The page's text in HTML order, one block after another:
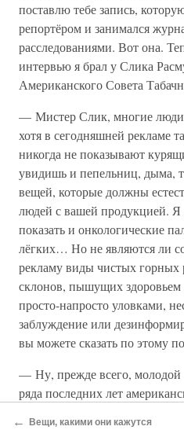
поставлю тебе запись,
репортёром и занимался
расследованиями. Вот она.
интервью я брал у Слика
Американского Совета
— Мистер Слик, многие
хотя в сегодняшней рекламе
никогда не показывают
увидишь и пепельниц, дыма,
вещей, которые должны
людей с вашей продукцией. Я
показать и онкологические
лёгких… Но не являются ли
рекламу виды чистых горных
склонов, пышущих
просто-напросто уловками,
заблуждение или
вы можете сказать по этому
— Ну, прежде всего, молодой
ряда последних лет
будто именно табак является
← Вещи, какими они кажутся